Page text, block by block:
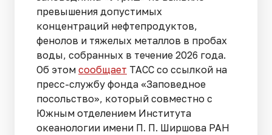
превышения допустимых
концентраций нефтепродуктов,
фенолов и тяжелых металлов в пробах
воды, собранных в течение 2026 года.
Об этом сообщает ТАСС со ссылкой на
пресс-службу фонда «Заповедное
посольство», который совместно с
Южным отделением Института
океанологии имени П. П. Ширшова РАН